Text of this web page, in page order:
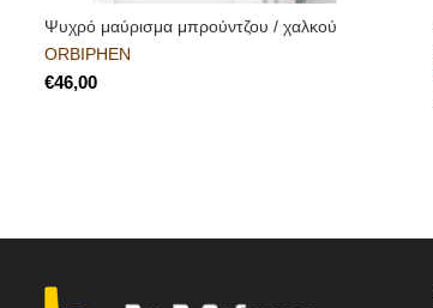
Ψυχρό μαύρισμα μπρούντζου / χαλκού
ORBIPHEN
€